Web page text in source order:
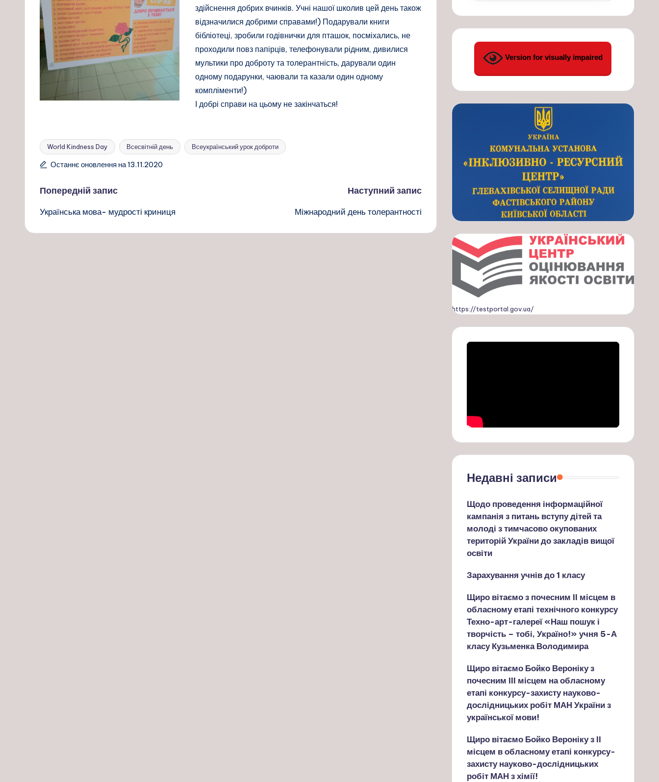
здійснення добрих вчинків. Учні нашої школив цей день також
відзначилися добрими справами!) Подарували книги
бібліотеці, зробили годівнички для пташок, посміхались, не
проходили повз папірців, телефонували рідним, дивилися
мультики про доброту та толерантність, дарували один
одному подарунки, чаювали та казали один одному
компліменти!)
І добрі справи на цьому не закінчаться!
Позначки:
World Kindness Day Всесвітній день Всеукраїнський урок доброти
Останнє оновлення на 13.11.2020
Навігація
по
Попередній запис
Українська мова- мудрості криниця
Наступний запис
Міжнародний день толерантності
Version for visually impaired
https://testportal.gov.ua/
Недавні записи
Щодо проведення інформаційної
кампанія з питань вступу дітей та
молоді з тимчасово окупованих
територій України до закладів вищої
освіти
Зарахування учнів до 1 класу
Щиро вітаємо з почесним ІІ місцем в
обласному етапі технічного конкурсу
Техно-арт-галереї «Наш пошук і
творчість – тобі, Україно!» учня 5-А
класу Кузьменка Володимира
Щиро вітаємо Бойко Вероніку з
почесним ІІІ місцем на обласному
етапі конкурсу-захисту науково-
дослідницьких робіт МАН України з
української мови!
Щиро вітаємо Бойко Вероніку з ІІ
місцем в обласному етапі конкурсу-
захисту науково-дослідницьких
робіт МАН з хімії!